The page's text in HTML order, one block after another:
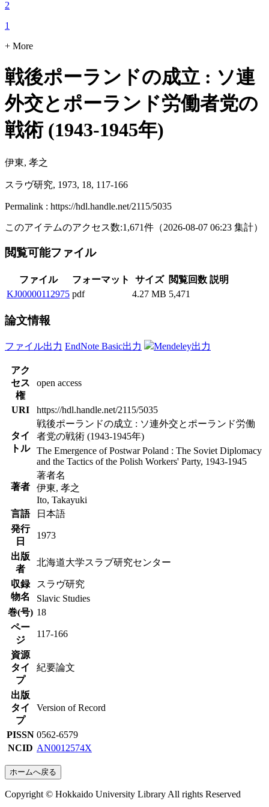
2
1
+ More
戦後ポーランドの成立 : ソ連
外交とポーランド労働者党の
戦術 (1943-1945年)
伊東, 孝之
スラヴ研究, 1973, 18, 117-166
Permalink : https://hdl.handle.net/2115/5035
このアイテムのアクセス数:1,671件 （2026-08-07 06:23 集計）
閲覧可能ファイル
ファイル フォーマット サイズ 閲覧回数 説明
KJ00000112975 pdf 4.27 MB 5,471
論文情報
ファイル出力 EndNote Basic出力 Mendeley出力
アク
セス
権
open access
URI https://hdl.handle.net/2115/5035
タイ
トル
戦後ポーランドの成立 : ソ連外交とポーランド労働
者党の戦術 (1943-1945年)
The Emergence of Postwar Poland : The Soviet Diplomacy
and the Tactics of the Polish Workers' Party, 1943-1945
著者
著者名
伊東, 孝之
Ito, Takayuki
言語
日本語
発行
日
1973
出版
者
北海道大学スラブ研究センター
収録
物名
スラヴ研究
Slavic Studies
巻(号) 18
ペー
ジ
117-166
資源
タイ
プ
紀要論文
出版
タイ
プ
Version of Record
PISSN 0562-6579
NCID AN0012574X
ホームへ戻る
Copyright © Hokkaido University Library All rights Reserved